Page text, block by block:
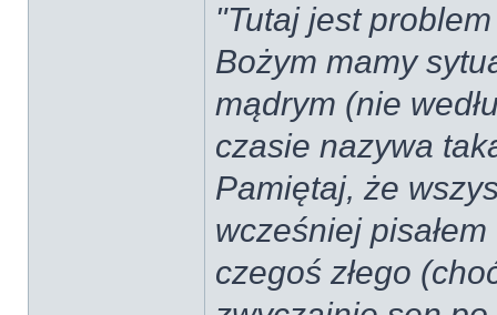
"Tutaj jest
Bożym mamy
mądrym (nie
czasie nazywa
Pamiętaj, że
wcześniej
czegoś złego